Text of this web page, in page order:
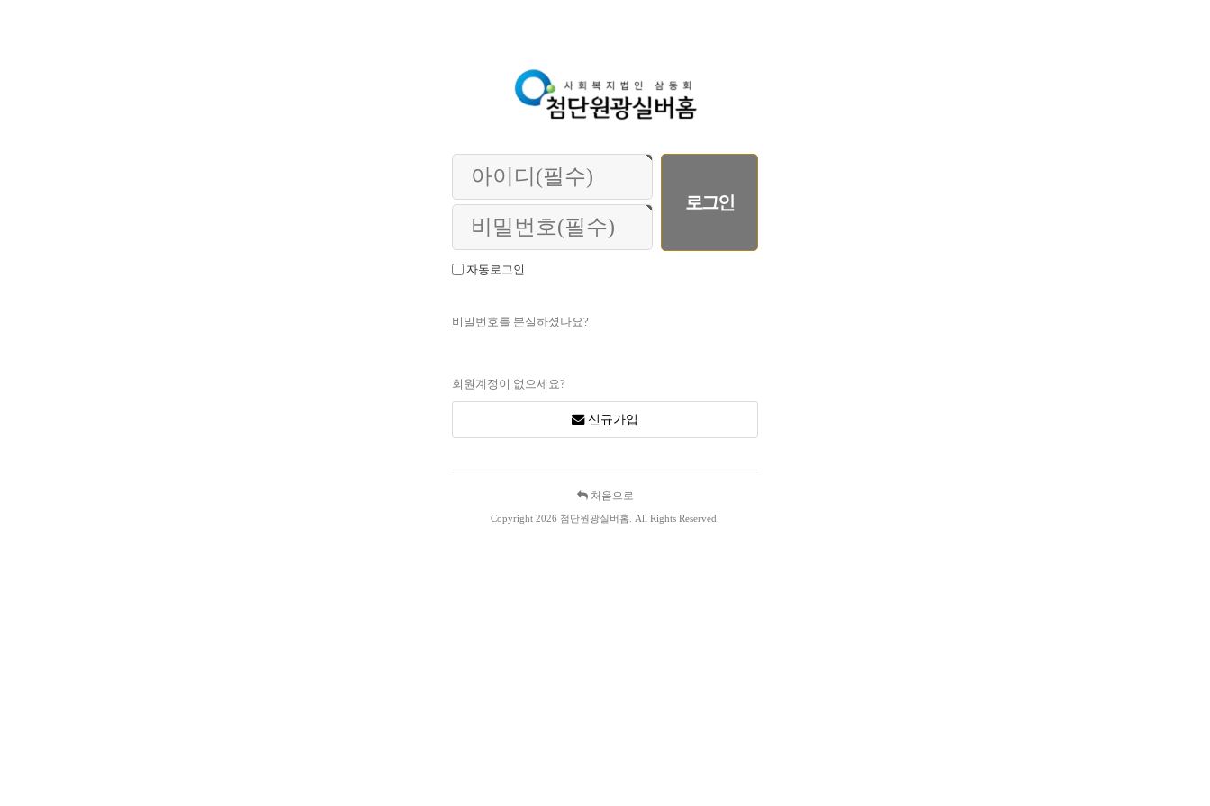
자동로그인
비밀번호를 분실하셨나요?
회원계정이 없으세요?
신규가입
처음으로
Copyright 2026 첨단원광실버홈. All Rights Reserved.